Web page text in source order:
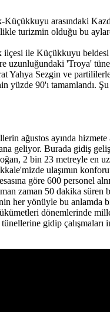
arasındaki
turizmin olduğu bu
ile Küçükkuyu beldesi
uzunluğundaki 'Troya'
Sezgin ve
yüzde 90'ı tamamlandı.
ağustos ayında
geliyor. Burada gidiş
2 bin 23 metreyle en
ulaşımın
göre 600 personel
zaman 50 dakika süren
her yönüyle bu anlamda
dönemlerinde
gidip